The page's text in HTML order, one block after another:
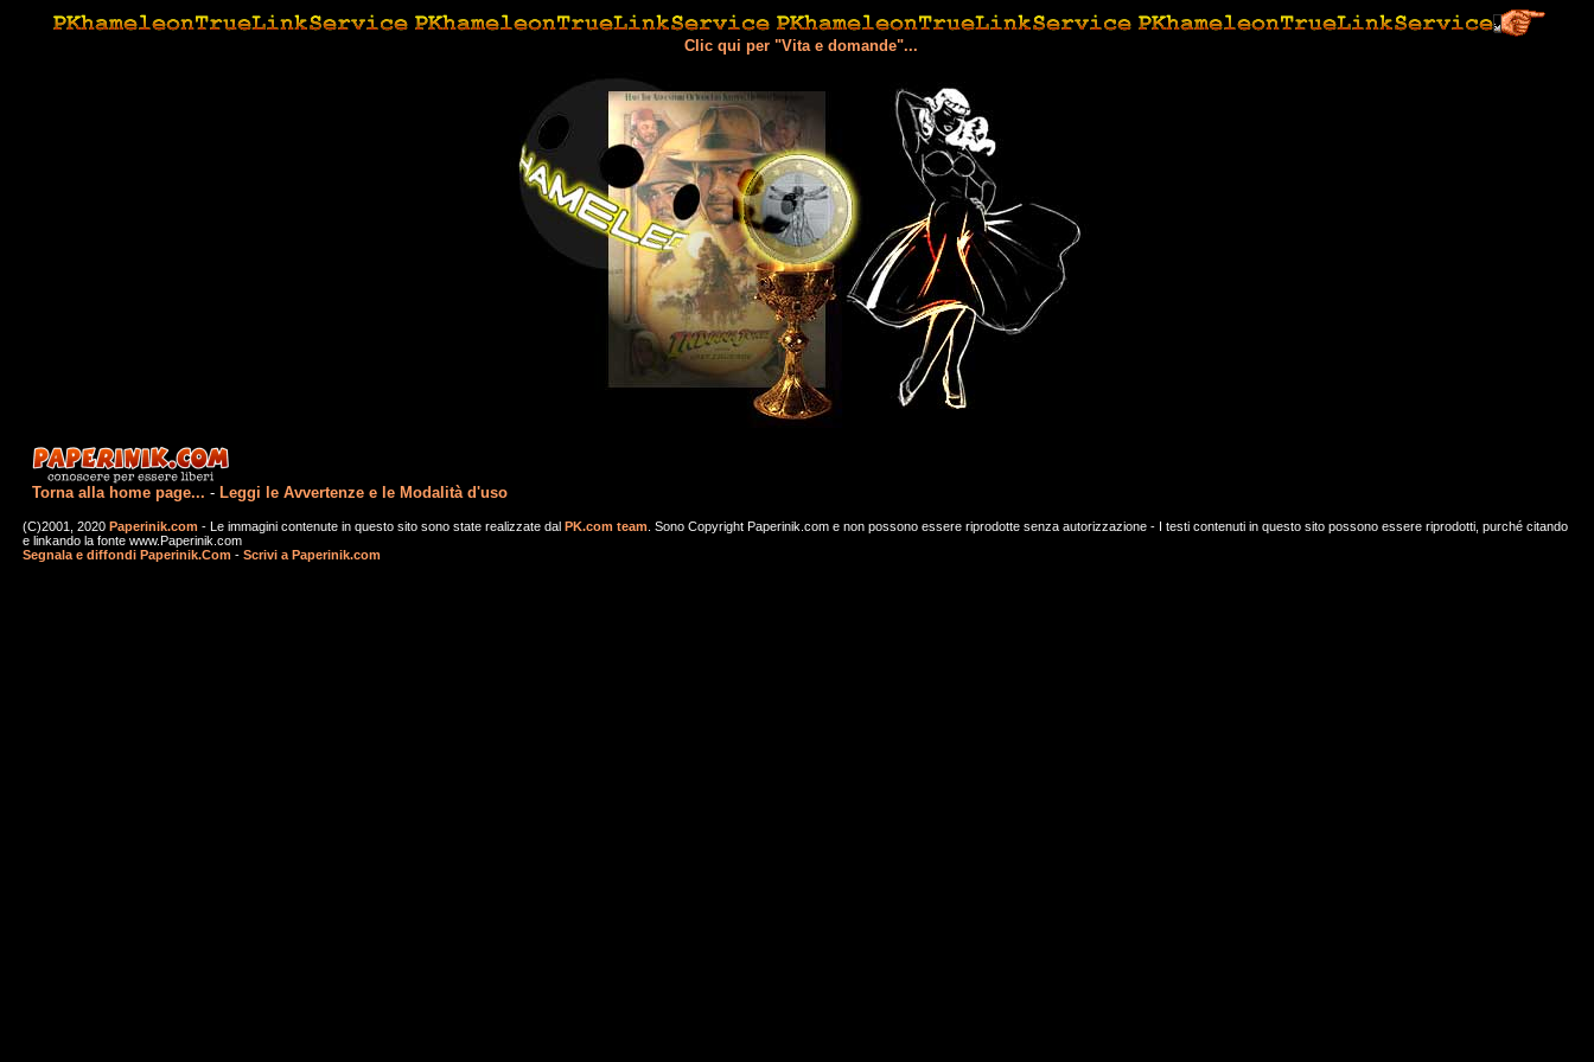
Clic qui per "Vita e domande"...
Torna alla home page... - Leggi le Avvertenze e le Modalità d'uso
(C)2001, 2020Paperinik.com - Le immagini contenute in questo sito sono state realizzate dal PK.com team . Sono Copyright Paperinik.com e non possono essere riprodotte senza autorizzazione - I testi contenuti in questo sito possono essere riprodotti, purché citando
e linkando la fonte www.Paperinik.com
Segnala e diffondi Paperinik.Com -Scrivi a Paperinik.com